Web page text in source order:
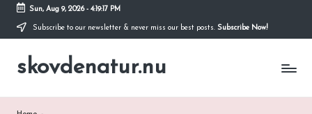
Skip
content
Sun, Aug 9, 2026- 4:19:18 PM
Subscribe to our newsletter & never miss our best posts. Subscribe Now!
skovdenatur.nu